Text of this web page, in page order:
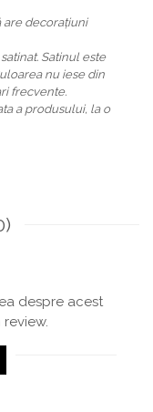
are decorațiuni
Satinul este
nu iese din
frecvente.
a produsului, la o
despre acest